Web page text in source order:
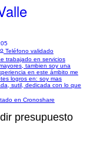
Teléfono validado
trabajado en servicios
tambien soy una
en este ámbito me
logros en: soy mas
sutil, dedicada con lo que
en Cronoshare
presupuesto